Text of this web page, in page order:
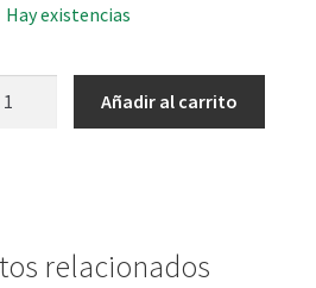
Hay existencias
Añadir al carrito
relacionados